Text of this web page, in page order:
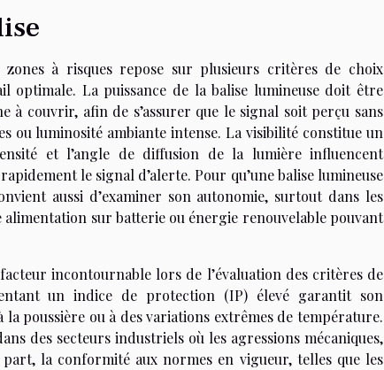
zones à risques repose sur plusieurs critères de choix
La puissance de la balise lumineuse doit être
couvrir, afin de s’assurer que le signal soit perçu sans
ou luminosité ambiante intense. La visibilité constitue un
et l’angle de diffusion de la lumière influencent
le signal d’alerte. Pour qu’une balise lumineuse
aussi d’examiner son autonomie, surtout dans les
sur batterie ou énergie renouvelable pouvant
incontournable lors de l’évaluation des critères de
un indice de protection (IP) élevé garantit son
la poussière ou à des variations extrêmes de température.
des secteurs industriels où les agressions mécaniques,
la conformité aux normes en vigueur, telles que les